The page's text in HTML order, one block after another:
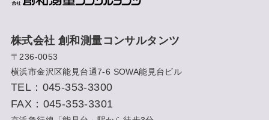
株式会社 創和測量コンサルタンツ
〒236-0053
横浜市金沢区能見台通7-6 SOWA能見台ビル
TEL：045-353-3300
FAX：045-353-3301